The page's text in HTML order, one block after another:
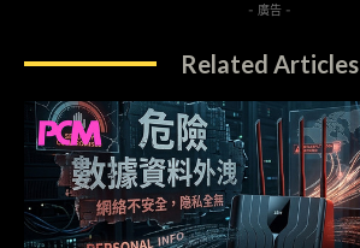
- 廣告 -
Related Articles